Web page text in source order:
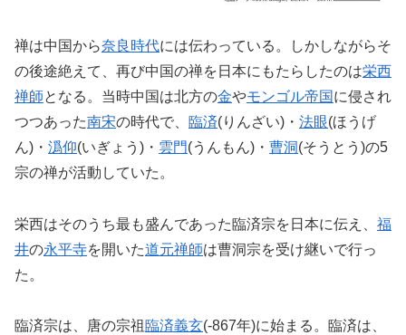
禅は中国から奈良時代には伝わっている。しかしながらそ
の後途絶えて、再び中国の禅を日本にもたらしたのは栄西
禅師となる。当時中国は北方の金やモンゴル帝国 に侵され
つつあった南宋の時代で、 臨済(りんざい)・ 法眼(ほうげ
ん)・ 潙仰(いぎょう)・ 雲門(うんもん)・ 曹洞(そうとう)の5
宗の禅が活動していた。
栄西はそのうち最も盛んであった臨済宗を日本に伝え、 福
井の永平寺を開いた道元禅師は曹洞宗を受け継いで行っ
た。
臨済宗は、唐の宗祖 臨済義玄(-867年)に始まる。臨済は、